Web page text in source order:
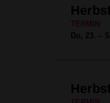
TERMIN
Do, 23. –